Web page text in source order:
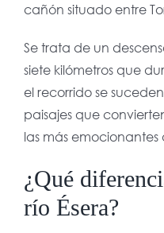
cañón situado entre
Se trata de un
siete kilómetros que
el recorrido se
paisajes que
las más emocionantes
¿Qué
río Ésera?